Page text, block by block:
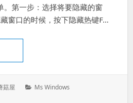
。第一步：选择将要隐藏的窗
窗口的时候，按下隐藏热键F…
栏程序隐藏专家(GoHide)V4.3 绿色免
菇屋
分
Ms Windows